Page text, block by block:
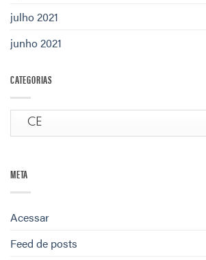
julho 2021
junho 2021
CATEGORIAS
Categorias
META
Acessar
Feed de posts